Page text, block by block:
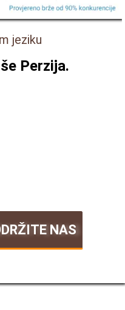
jeziku
Perzija.
NAS